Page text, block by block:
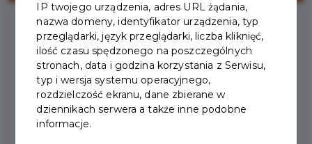
ENERGA GDAŃSK
MARATON 2027
IP twojego urządzenia, adres URL żądania,
nazwa domeny, identyfikator urządzenia, typ
przeglądarki, język przeglądarki, liczba kliknięć,
ilość czasu spędzonego na poszczególnych
stronach, data i godzina korzystania z Serwisu,
typ i wersja systemu operacyjnego,
rozdzielczość ekranu, dane zbierane w
dziennikach serwera a także inne podobne
informacje.